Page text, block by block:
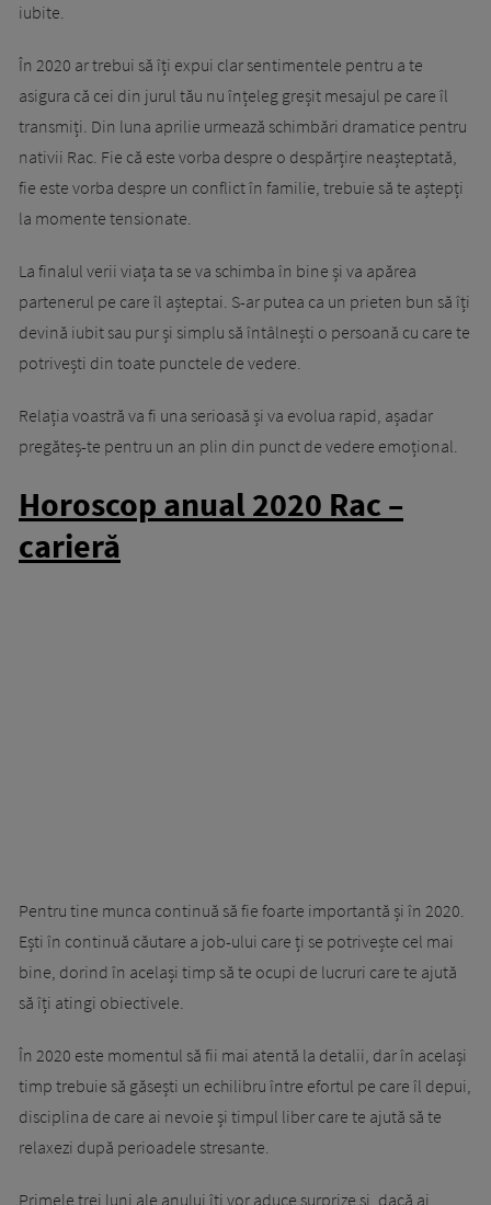
iubite.
În 2020 ar trebui să îți expui clar sentimentele pentru a te
asigura că cei din jurul tău nu înțeleg greșit mesajul pe care îl
transmiți. Din luna aprilie urmează schimbări dramatice pentru
nativii Rac. Fie că este vorba despre o despărțire neașteptată,
fie este vorba despre un conflict în familie, trebuie să te aștepți
la momente tensionate.
La finalul verii viața ta se va schimba în bine și va apărea
partenerul pe care îl așteptai. S-ar putea ca un prieten bun să îți
devină iubit sau pur și simplu să întâlnești o persoană cu care te
potrivești din toate punctele de vedere.
Relația voastră va fi una serioasă și va evolua rapid, așadar
pregăteș-te pentru un an plin din punct de vedere emoțional.
Horoscop anual 2020 Rac –
carieră
Pentru tine munca continuă să fie foarte importantă și în 2020.
Ești în continuă căutare a job-ului care ți se potrivește cel mai
bine, dorind în același timp să te ocupi de lucruri care te ajută
să îți atingi obiectivele.
În 2020 este momentul să fii mai atentă la detalii, dar în același
timp trebuie să găsești un echilibru între efortul pe care îl depui,
disciplina de care ai nevoie și timpul liber care te ajută să te
relaxezi după perioadele stresante.
Primele trei luni ale anului îți vor aduce surprize și, dacă ai